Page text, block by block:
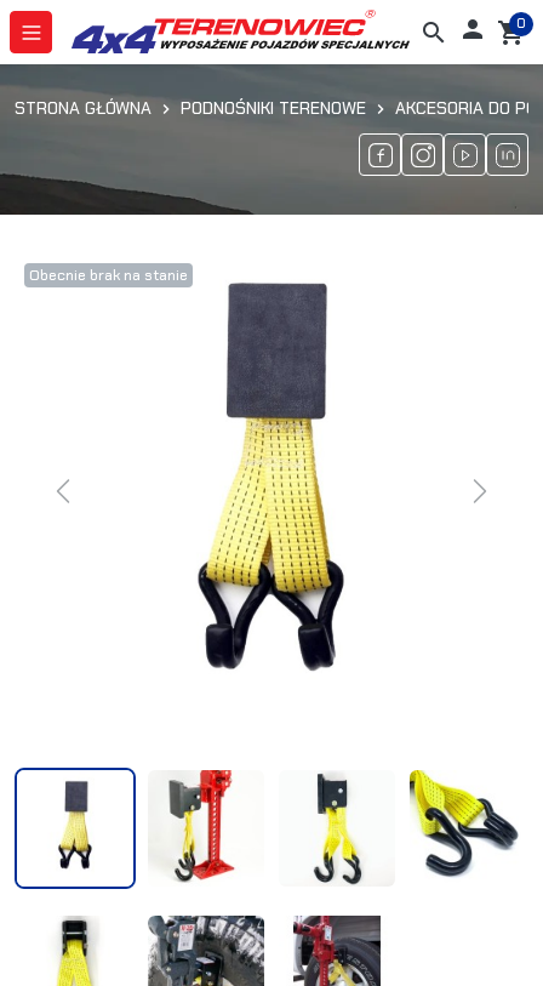
search  shopping_cart
0
STRONA GŁÓWNA PODNOŚNIKI TERENOWE AKCESORIA DO
Obecnie brak na stanie
Previous Next